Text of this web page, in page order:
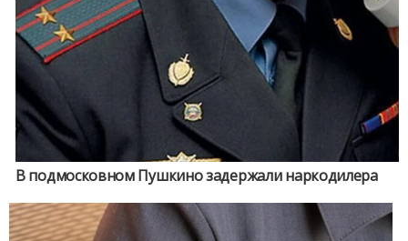
В подмосковном Пушкино задержали наркодилера